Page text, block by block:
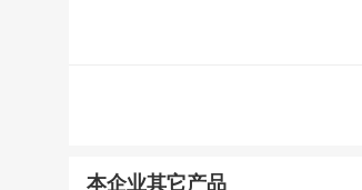
本企业其它产品